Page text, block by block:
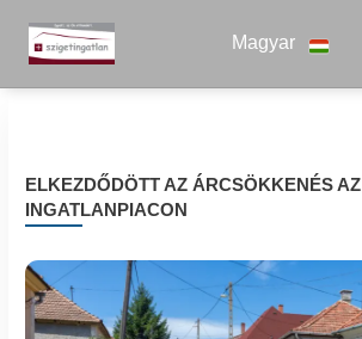
Magyar
ELKEZDŐDÖTT AZ ÁRCSÖKKENÉS AZ
INGATLANPIACON